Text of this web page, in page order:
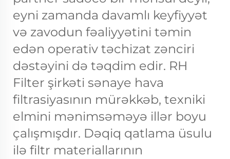
eyni zamanda davamlı keyfiyyət
və zavodun fəaliyyətini təmin
edən operativ təchizat zənciri
dəstəyini də təqdim edir. RH
Filter şirkəti sənaye hava
filtrasiyasının mürəkkəb, texniki
elmini mənimsəməyə illər boyu
çalışmışdır. Dəqiq qatlama üsulu
ilə filtr materiallarının